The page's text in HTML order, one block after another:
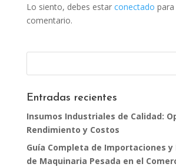
Lo siento, debes estar conectado para
comentario.
Entradas recientes
Insumos Industriales de Calidad:
Rendimiento y Costos
Guía Completa de Importaciones
de Maquinaria Pesada en el